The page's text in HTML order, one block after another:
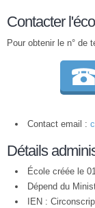
Contacter
Pour obtenir le n° de
Contact email :
Détails
École créée le
Dépend du
IEN :